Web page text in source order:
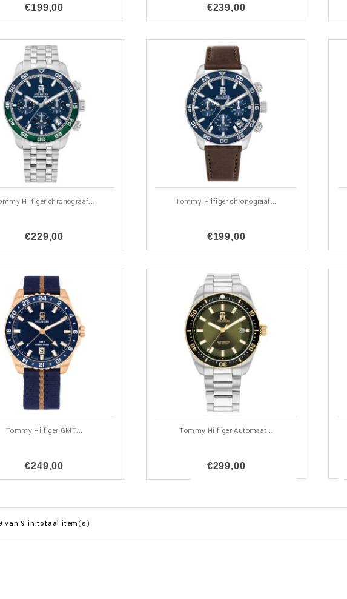
€199,00 €239,00
Hilfiger chronograaf...
€229,00
Tommy Hilfiger chronograaf...
€199,00
Tommy Hilfiger GMT...
€249,00
Tommy Hilfiger Automaat...
€299,00
van 9 in totaal item(s)